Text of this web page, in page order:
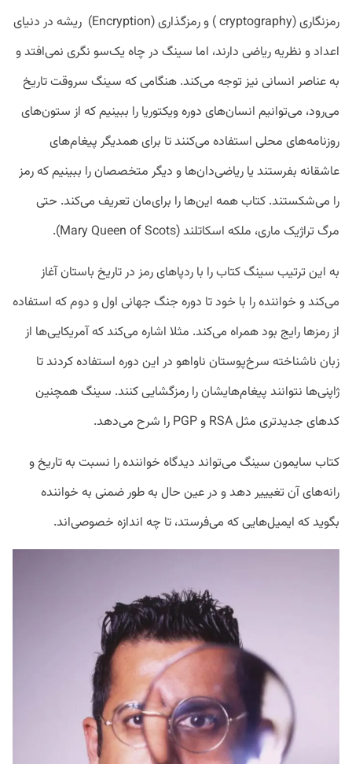
رمزنگاری (cryptography ) و رمزگذاری (Encryption) ریشه در دنیای
اعداد و نظریه ریاضی دارند، اما سینگ در چاه یک‌سو نگری نمی‌افتد و
به عناصر انسانی نیز توجه می‌کند. هنگامی که سینگ سروقت تاریخ
می‌رود، می‌توانیم انسان‌های دوره ویکتوریا را ببینیم که از ستون‌های
روزنامه‌های محلی استفاده می‌کنند تا برای همدیگر پیغام‌های
عاشقانه بفرستند یا ریاضی‌دان‌ها و دیگر متخصصان را ببینیم که رمز
را می‌شکستند. کتاب همه این‌ها را برای‌مان تعریف می‌کند. حتی
مرگ تراژیک ماری، ملکه اسکاتلند (Mary Queen of Scots).
به این ترتیب سینگ کتاب را با ردپاهای رمز در تاریخ باستان آغاز
می‌کند و خواننده را با خود تا دوره جنگ جهانی اول و دوم که استفاده
از رمزها رایج بود همراه می‌کند. مثلا اشاره می‌کند که آمریکایی‌ها از
زبان ناشناخته سرخ‌پوستان ناواهو در این دوره استفاده کردند تا
ژاپنی‌ها نتوانند پیغام‌هایشان را رمزگشایی کنند. سینگ همچنین
کدهای جدیدتری مثل RSA و PGP را شرح می‌دهد.
کتاب سایمون سینگ می‌تواند دیدگاه خواننده را نسبت به تاریخ و
رانه‌های آن تغیییر دهد و در عین حال به طور ضمنی به خواننده
بگوید که ایمیل‌هایی که می‌فرستد، تا چه اندازه خصوصی‌اند.